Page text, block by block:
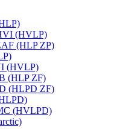
(HVLP)
(HLP ZP)
(HVLP)
(HLP ZF)
(HLPD ZF)
(HVLPD)